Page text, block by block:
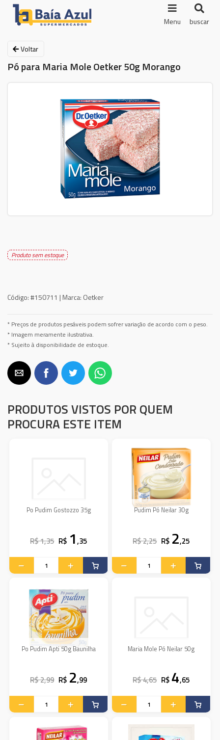
Menu buscar
Voltar
Pó para Maria Mole Oetker 50g Morango
Produto sem estoque
Código:#150711 | Marca: Oetker
* Preços de produtos pesáveis podem sofrer variação de acordo com o peso.
* Imagem meramente ilustrativa.
* Sujeito à disponibilidade de estoque.
PRODUTOS VISTOS POR QUEM
PROCURA ESTE ITEM
Po Pudim Gostozzo 35g
R$ 1,35 R$ 1,35
Pudim Pó Neilar 30g
R$ 2,25 R$ 2,25
Po Pudim Apti 50g Baunilha
R$ 2,99 R$ 2,99
Maria Mole Pó Neilar 50g
R$ 4,65 R$ 4,65